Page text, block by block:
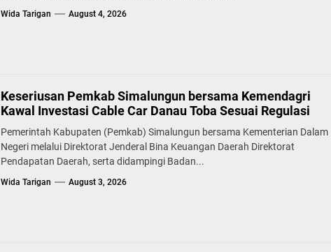
Wida Tarigan August 4, 2026
Keseriusan Pemkab Simalungun bersama Kemendagri
Kawal Investasi Cable Car Danau Toba Sesuai Regulasi
Pemerintah Kabupaten (Pemkab) Simalungun bersama Kementerian Dalam
Negeri melalui Direktorat Jenderal Bina Keuangan Daerah Direktorat
Pendapatan Daerah, serta didampingi Badan...
Wida Tarigan August 3, 2026